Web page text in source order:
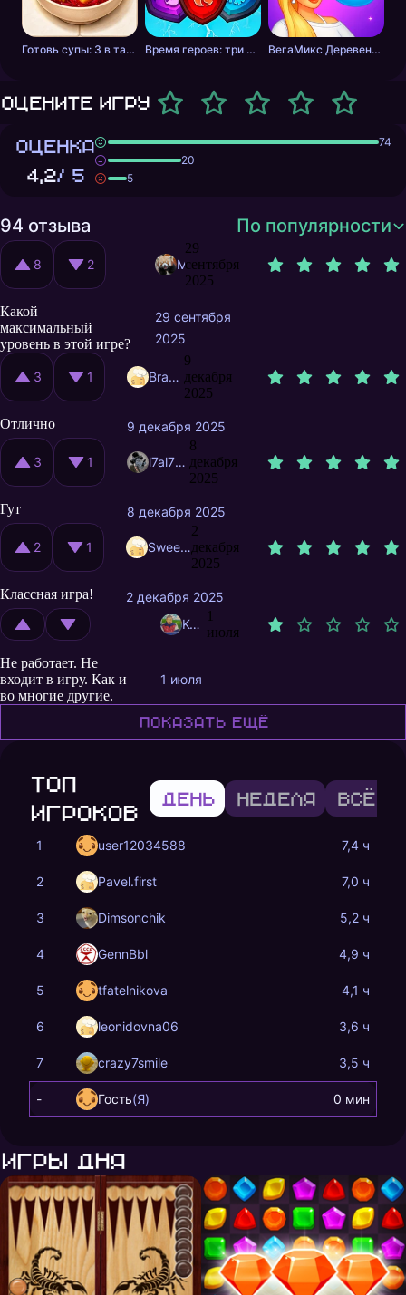
Готовь супы: 3 в тарелку Время героев: три в ряд RPG ВегаМикс Деревенька 3 в ряд
Оцените игру
ОЦЕНКА
4,2/ 5
74
20
5
94 отзыва По популярности
8 2 Midnighter33
29
сентября
2025
Какой
максимальный
уровень в этой игре?
29 сентября
2025
3 1 BraveVikT
9
декабря
2025
Отлично
9 декабря 2025
3 1 l7al7upocbl4
8
декабря
2025
Гут
8 декабря 2025
2 1 SweetCookie54
2
декабря
2025
Классная игра!
2 декабря 2025
Kyco4ekBblMneJIa
1
июля
Не работает. Не
входит в игру. Как и
во многие другие.
1 июля
Показать ещё
Топ
игроков
День Неделя Всё
1 user12034588 7,4 ч
2 Pavel.first 7,0 ч
3 Dimsonchik 5,2 ч
4 GennBbl 4,9 ч
5 tfatelnikova 4,1 ч
6 leonidovna06 3,6 ч
7 crazy7smile 3,5 ч
- Гость(Я) 0 мин
Игры дня